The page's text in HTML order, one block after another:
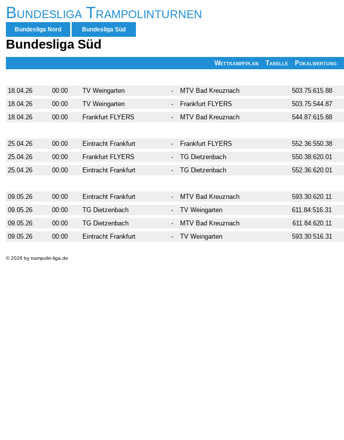
Bundesliga Trampolinturnen
Bundesliga Nord Bundesliga Süd
Bundesliga Süd
Wettkampfplan Tabelle Pokalwertung
18.04.26
00:00 TV Weingarten - MTV Bad Kreuznach 503.75:615.88
18.04.26
00:00 TV Weingarten - Frankfurt FLYERS 503.75:544.87
18.04.26
00:00 Frankfurt FLYERS - MTV Bad Kreuznach 544.87:615.88
25.04.26
00:00 Eintracht Frankfurt - Frankfurt FLYERS 552.36:550.38
25.04.26
00:00 Frankfurt FLYERS - TG Dietzenbach 550.38:620.01
25.04.26
00:00 Eintracht Frankfurt - TG Dietzenbach 552.36:620.01
09.05.26
00:00 Eintracht Frankfurt - MTV Bad Kreuznach 593.30:620.11
09.05.26
00:00 TG Dietzenbach - TV Weingarten 611.84:516.31
09.05.26
00:00 TG Dietzenbach - MTV Bad Kreuznach 611.84:620.11
09.05.26
00:00 Eintracht Frankfurt - TV Weingarten 593.30:516.31
© 2026 by trampolin-liga.de